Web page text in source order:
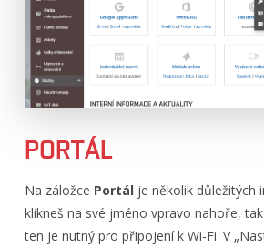
PORTÁL
Na záložce Portál je několik důležitých
klikneš na své jméno vpravo nahoře,
ten je nutný pro připojení k Wi-Fi. V